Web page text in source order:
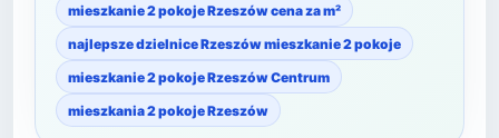
mieszkanie 2 pokoje Rzeszów cena za m²
najlepsze dzielnice Rzeszów mieszkanie 2 pokoje
mieszkanie 2 pokoje Rzeszów Centrum
mieszkania 2 pokoje Rzeszów